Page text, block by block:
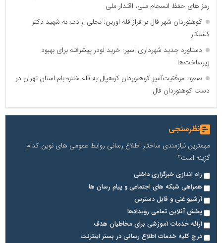
رمز های حفظ انسجام ملی، اقتدار ملی
کوهنوردان شهر فال بر فراز قله اورین: تجلی ارادت به شهید دکتر
کشتکار
دستاورد جدید شهرداری اسیر: خرید لودر پیشرفته برای بهبود
زیرساخت‌ها
صعود موفقیت‌آمیز کوهنوردان کوهپال به قله خلنو؛ بام استان تهران در
دست کوهنوردان فال
نظرسنجی
مهمترین نیازمندی ساختار اطلاع رسانی روابط عمومی های نوین کدام
گزینه است؟
راه اندازی خبرگزاری داخلی
همراهی شبکه های اجتماعی و پیام رسان ها
آرشیو غنی و قابل دسترس
پخش آنلاین تمامی رویدادها
ارائه خدمات آموزشی برای مخاطیان هدف
درج کلیه خدمات اطلاع رسانی در بستر اینترنت